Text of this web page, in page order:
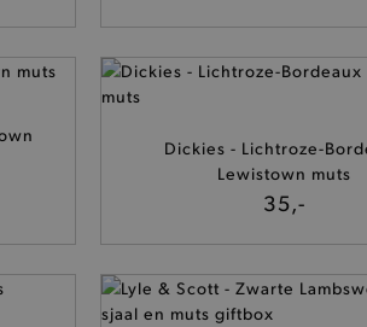
Dickies - Lichtroze-
Lewistown muts
35,-